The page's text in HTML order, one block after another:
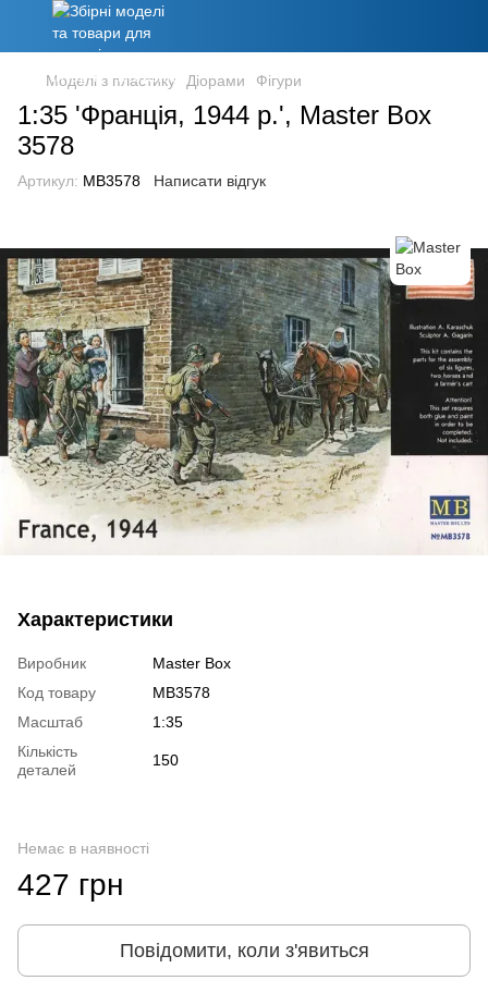
Моделі з пластику Діорами Фігури
1:35 'Франція, 1944 р.', Master Box
3578
Артикул: MB3578 Написати відгук
Характеристики
Виробник
Master Box
Код товару
MB3578
Масштаб
1:35
Кількість
деталей
150
Немає в наявності
427 грн
Повідомити, коли з'явиться